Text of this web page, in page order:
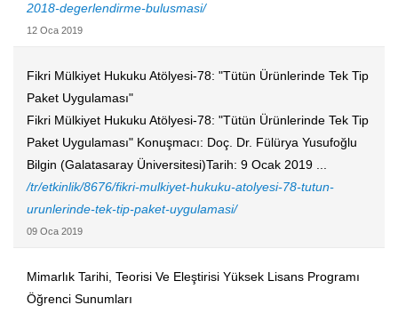
2018-degerlendirme-bulusmasi/
12 Oca 2019
Fikri Mülkiyet Hukuku Atölyesi-78: "Tütün Ürünlerinde Tek Tip
Paket Uygulaması"
Fikri Mülkiyet Hukuku Atölyesi-78: "Tütün Ürünlerinde Tek Tip
Paket Uygulaması" Konuşmacı: Doç. Dr. Fülürya Yusufoğlu
Bilgin (Galatasaray Üniversitesi)Tarih: 9 Ocak 2019 ...
/tr/etkinlik/8676/fikri-mulkiyet-hukuku-atolyesi-78-tutun-
urunlerinde-tek-tip-paket-uygulamasi/
09 Oca 2019
Mimarlık Tarihi, Teorisi Ve Eleştirisi Yüksek Lisans Programı
Öğrenci Sunumları